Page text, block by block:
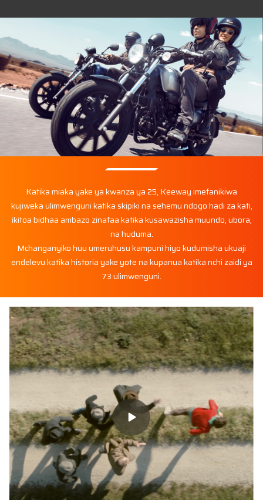
Katika miaka yake ya kwanza ya 25, Keeway imefanikiwa
kujiweka ulimwenguni katika skipiki na sehemu ndogo hadi za kati,
ikitoa bidhaa ambazo zinafaa katika kusawazisha muundo, ubora,
na huduma.
Mchanganyiko huu umeruhusu kampuni hiyo kudumisha ukuaji
endelevu katika historia yake yote na kupanua katika nchi zaidi ya
73 ulimwenguni.